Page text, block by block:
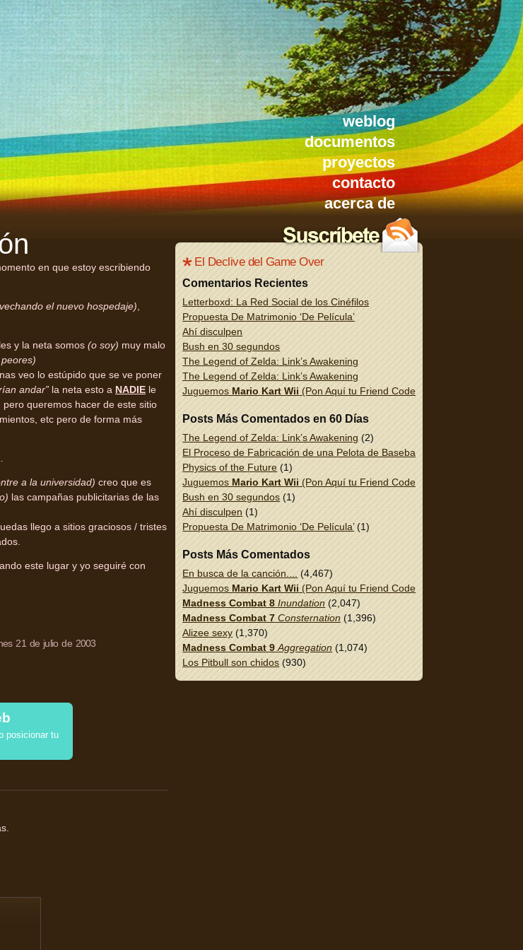
weblog
documentos
proyectos
contacto
acerca de
en que estoy escribiendo
el nuevo hospedaje),
y la neta somos (o soy) muy malo
veo lo estúpido que se ve poner
andar” la neta esto a NADIE le
queremos hacer de este sitio
etc pero de forma más
a la universidad) creo que es
las campañas publicitarias de las
llego a sitios graciosos / tristes
este lugar y yo seguiré con
21 de julio de 2003
posicionar tu
El Declive del Game Over
Comentarios Recientes
Letterboxd: La Red Social de los Cinéfilos
Propuesta De Matrimonio ‘De Película’
Ahí disculpen
Bush en 30 segundos
The Legend of Zelda: Link’s Awakening
The Legend of Zelda: Link’s Awakening
Juguemos Mario Kart Wii (Pon Aquí tu Friend Code!)
Posts Más Comentados en 60 Días
The Legend of Zelda: Link’s Awakening (2)
El Proceso de Fabricación de una Pelota de Baseball
Physics of the Future (1)
Juguemos Mario Kart Wii (Pon Aquí tu Friend Code!)
Bush en 30 segundos (1)
Ahí disculpen (1)
Propuesta De Matrimonio ‘De Película’(1)
Posts Más Comentados
En busca de la canción.... (4,467)
Juguemos Mario Kart Wii (Pon Aquí tu Friend Code!)
Madness Combat 8 Inundation (2,047)
Madness Combat 7 Consternation (1,396)
Alizee sexy (1,370)
Madness Combat 9 Aggregation (1,074)
Los Pitbull son chidos (930)